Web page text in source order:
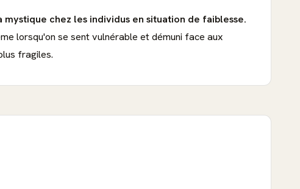
chez les individus en situation de faiblesse.
lorsqu'on se sent vulnérable et démuni face aux
fragiles.